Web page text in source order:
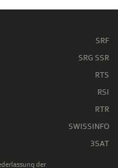
SRF
SRG SSR
RTS
RSI
RTR
SWISSINFO
3SAT
der